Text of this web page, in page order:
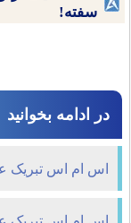
سفته!
در ادامه بخوانید
اس ام اس تبریک